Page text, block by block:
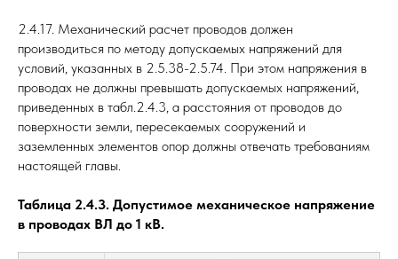
2.4.17. Механический расчет проводов должен
производиться по методу допускаемых напряжений для
условий, указанных в 2.5.38-2.5.74. При этом напряжения в
проводах не должны превышать допускаемых напряжений,
приведенных в табл.2.4.3, а расстояния от проводов до
поверхности земли, пересекаемых сооружений и
заземленных элементов опор должны отвечать требованиям
настоящей главы.
Таблица 2.4.3. Допустимое механическое напряжение
в проводах ВЛ до 1 кВ.